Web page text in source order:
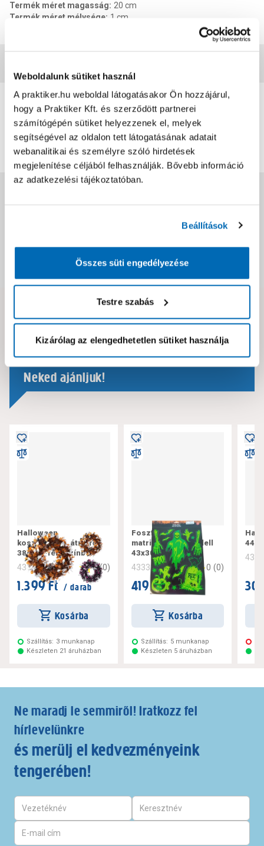
Weboldalunk sütiket használ
A praktiker.hu weboldal látogatásakor Ön hozzájárul,
hogy a Praktiker Kft. és szerződött partnerei
számítógépén sütiket helyezzenek el, melyek
segítségével az oldalon tett látogatásának adatait
webanalitikai és személyre szóló hirdetések
megjelenítése céljából felhasználják. Bővebb információ
az adatkezelési tájékoztatóban.
Beállítások
Összes süti engedélyezése
Testre szabás
Kizárólag az elengedhetetlen sütiket használja
Termék méret magasság: 20 cm
Termék méret mélysége: 1 cm
0 0értékelés
Értékelés írása
Dokumentumok, felelős személy
Neked ajánljuk!
Halloween
koszorúdísz, átmérő:
38cm 2-féle színben
431405 0 (0)
1.399 Ft / darab
Kosárba
Szállítás: 3 munkanap
Készleten 21 áruházban
Foszforeszkáló
matrica 2-féle modell
43x30cm
433320 0 (0)
419 Ft / darab
Kosárba
Szállítás: 5 munkanap
Készleten 5 áruházban
Ne maradj le semmiről! Iratkozz fel
hírlevelünkre
és merülj el kedvezményeink
tengerében!